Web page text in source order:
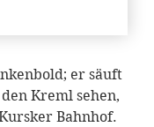
er säuft
Kreml sehen,
Bahnhof.